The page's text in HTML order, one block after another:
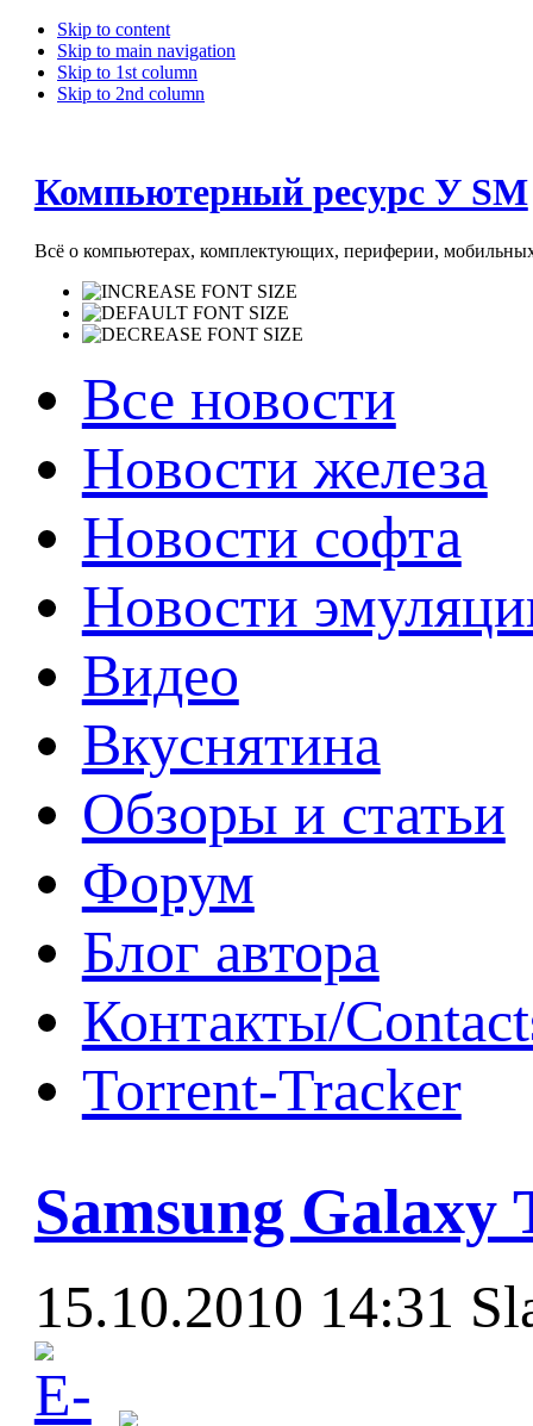
Skip to content
Skip to main navigation
Skip to 1st column
Skip to 2nd column
Компьютерный ресурс У SM
Всё о компьютерах, комплектующих, периферии, мобильных
Все новости
Новости железа
Новости софта
Новости
Видео
Вкуснятина
Обзоры и статьи
Форум
Блог автора
Контакты/
Torrent-Tracker
Samsung Galaxy
15.10.2010 14:31